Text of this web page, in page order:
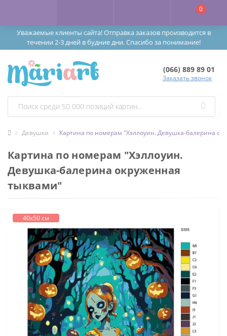
Уважаемые клиенты сайта! Отправка заказов производится в
течении 2-3 дней в будние дни. Спасибо за понимание!
0
(066) 889 89 01
Заказать звонок
Девушки Картина по номерам "Хэллоуин. Девушка-балерина
Картина по номерам "Хэллоуин.
Девушка-балерина окруженная
тыквами"
40х50 см